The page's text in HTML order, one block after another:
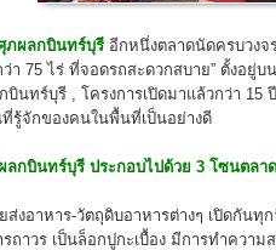
ภผลกบินทร์บุรี อีกหนึ่งตลาดนัดครบวง
า 75 ไร่ ที่จอดรถสะดวกสบาย” ตั้งอ
กบินทร์บุรี , โครงการเปิดมาแล้วกว่า
ที่รู้จักของคนในพื้นที่เป็นอย่างดี
ลกบินทร์บุรี ประกอบไปด้วย 3 โซนตลา
ส่งอาหาร-วัตถุดิบอาหารต่างๆ เปิดกันทุ
ถาวร เป็นล็อกปูกะเบื้อง มีการทำควา